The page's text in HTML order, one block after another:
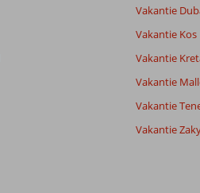
Vakantie
Vakantie Kos
Vakantie
Vakantie
Vakantie
Vakantie